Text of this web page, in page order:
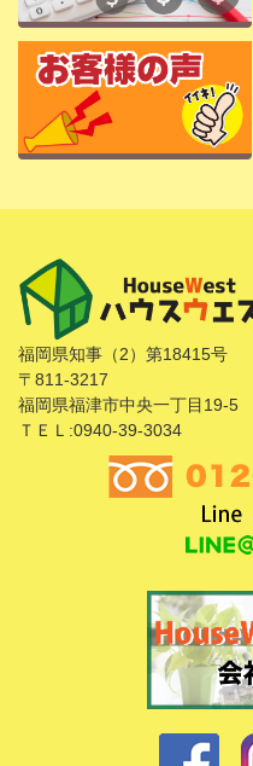
福岡県知事（2）第18415号
〒811-3217
福岡県福津市中央一丁目19-5
ＴＥＬ:0940-39-3034